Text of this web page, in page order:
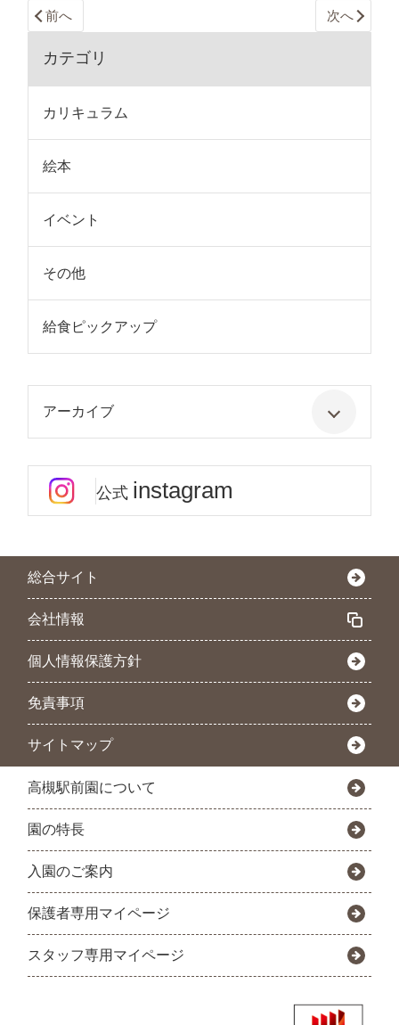
前へ 次へ
カテゴリ
カリキュラム
絵本
イベント
その他
給食ピックアップ
アーカイブ
公式 instagram
総合サイト
会社情報
個人情報保護方針
免責事項
サイトマップ
高槻駅前園について
園の特長
入園のご案内
保護者専用マイページ
スタッフ専用マイページ